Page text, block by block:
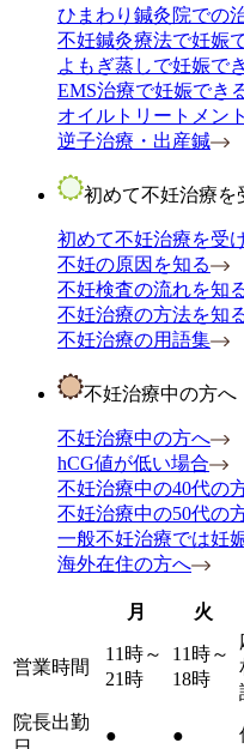
ひまわり鍼灸院での
不妊鍼灸療法で妊娠
よもぎ蒸しで妊娠で
EMS治療で妊娠でき
オイルトリートメン
逆子治療・出産鍼
初めて不妊治療を
初めて不妊治療を受
不妊の原因を知る
不妊検査の流れを知
不妊治療の方法を知
不妊治療の用語集
不妊治療中の方へ
不妊治療中の方へ
hCG値が低い場合
不妊治療中の40代の
不妊治療中の50代の
一般不妊治療では妊
海外在住の方へ
月 火
営業時間
11時～
21時
11時～
18時
院長出勤
● ●